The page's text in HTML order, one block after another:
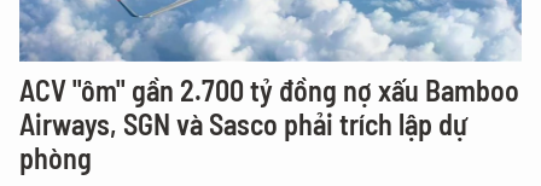
ACV "ôm" gần 2.700 tỷ đồng nợ xấu Bamboo
Airways, SGN và Sasco phải trích lập dự
phòng